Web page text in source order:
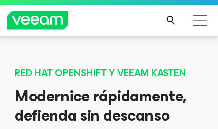
actualización de contenido de CrowdStrike
INFO
RMA
CIÓN
RED HAT OPENSHIFT Y VEEAM KASTEN
Modernice rápidamente,
defienda sin descanso